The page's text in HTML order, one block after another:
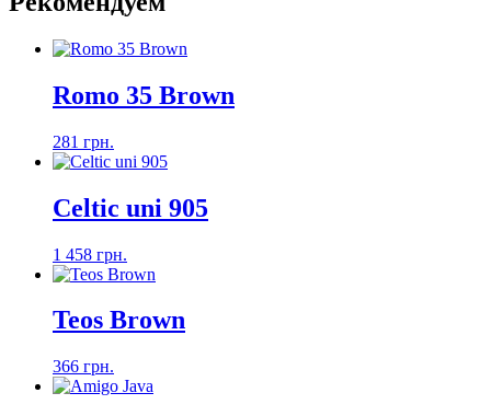
Romo 35 Brown
281 грн.
Celtic uni 905
1 458 грн.
Teos Brown
366 грн.